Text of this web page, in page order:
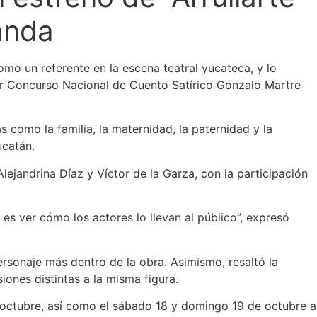
un referente en la escena teatral yucateca, y lo
Concurso Nacional de Cuento Satírico Gonzalo Martre
la familia, la maternidad, la paternidad y la
Díaz y Víctor de la Garza, con la participación
ver cómo los actores lo llevan al público”, expresó
más dentro de la obra. Asimismo, resaltó la
distintas a la misma figura.
así como el sábado 18 y domingo 19 de octubre a